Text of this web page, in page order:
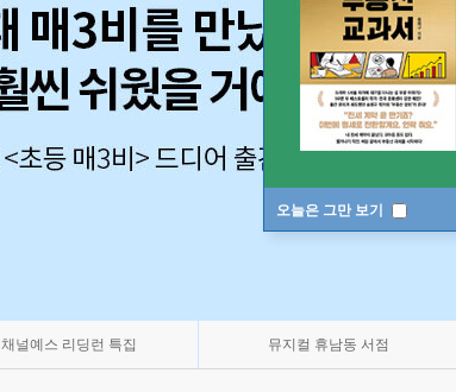
오늘은 그만 보기
채널예스 리딩런 특집 뮤지컬 휴남동 서점